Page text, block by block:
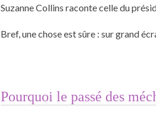
Suzanne Collins raconte celle du
Bref, une chose est sûre : sur grand
Pourquoi le passé des